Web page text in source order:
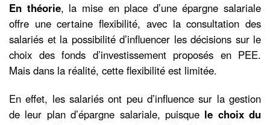
En théorie, la mise en place d’une épargne salariale
offre une certaine flexibilité, avec la consultation des
salariés et la possibilité d’influencer les décisions sur le
choix des fonds d’investissement proposés en PEE.
Mais dans la réalité, cette flexibilité est limitée.
En effet, les salariés ont peu d’influence sur la gestion
de leur plan d’épargne salariale, puisque le choix du